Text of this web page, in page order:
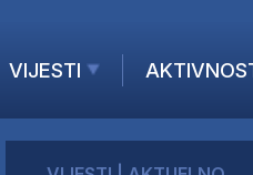
VIJESTI
AKTUELNO